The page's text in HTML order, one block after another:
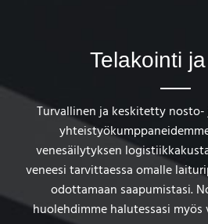
Telakointi
Turvallinen ja keskitetty
venesäilytyksen
veneesi tarvittaessa omalle
odottamaan saapumistasi.
huolehdimme halutessasi